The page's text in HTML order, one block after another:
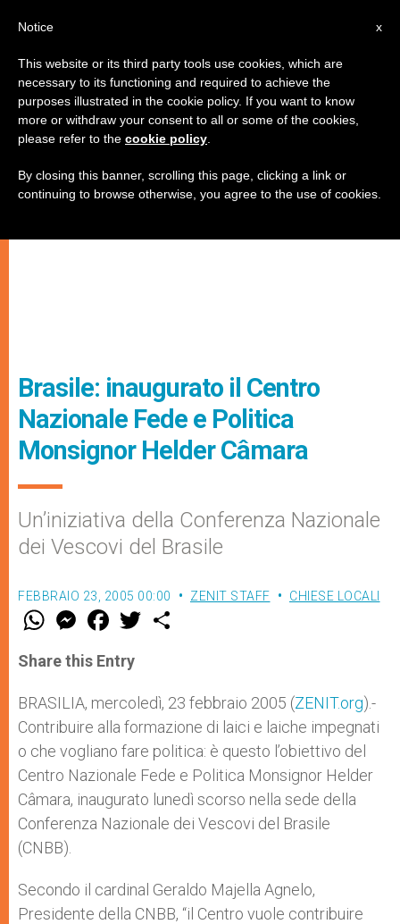
Brasile: inaugurato il Centro
Nazionale Fede e Politica
Monsignor Helder Câmara
Un’iniziativa della Conferenza Nazionale
dei Vescovi del Brasile
FEBBRAIO 23, 2005 00:00 ZENIT STAFF CHIESE LOCALI
W
t
s
p
p
M
e
s
e
g
e
r
F
a
e
b
o
k
w
r
Share this Entry
BRASILIA, mercoledì, 23 febbraio 2005 (ZENIT.org).-
Contribuire alla formazione di laici e laiche impegnati
o che vogliano fare politica: è questo l’obiettivo del
Centro Nazionale Fede e Politica Monsignor Helder
Câmara, inaugurato lunedì scorso nella sede della
Conferenza Nazionale dei Vescovi del Brasile
(CNBB).
Secondo il cardinal Geraldo Majella Agnelo,
Presidente della CNBB, “il Centro vuole contribuire
x
Notice
This website or its third party tools use cookies, which are
necessary to its functioning and required to achieve the
purposes illustrated in the cookie policy. If you want to know
more or withdraw your consent to all or some of the cookies,
please refer to the cookie policy
By closing this banner, scrolling this page, clicking a link or
continuing to browse otherwise, you agree to the use of cookies.